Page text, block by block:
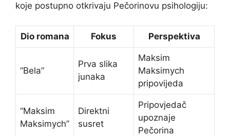
koje postupno otkrivaju Pečorinovu psihologiju:
Dio romana Fokus Perspektiva
“Bela”
Prva slika
junaka
Maksim
Maksimych
pripovijeda
“Maksim
Maksimych”
Direktni
susret
Pripovjedač
upoznaje
Pečorina